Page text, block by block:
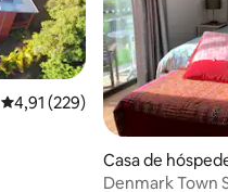
4,91 de uma avaliação média
4,91 (229)
Casa de
rca
Denmark Town